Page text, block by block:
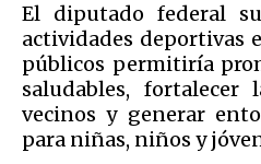
El diputado federal
actividades deportivas
públicos permitiría
saludables, fortalecer
vecinos y generar
para niñas, niños y